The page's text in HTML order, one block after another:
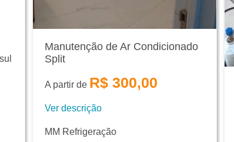
Manutenção de Ar Condicionado
Split
A partir de R$ 300,00
Ver descrição
MM Refrigeração